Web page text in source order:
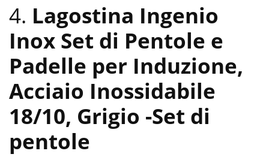
4. Lagostina Ingenio
Inox Set di Pentole e
Padelle per Induzione,
Acciaio Inossidabile
18/10, Grigio -Set di
pentole